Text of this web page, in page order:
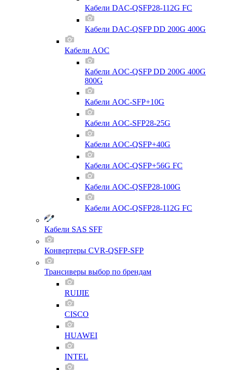
Кабели DAC-QSFP28-112G FC
Кабели DAC-QSFP DD 200G 400G
Кабели AOC
Кабели AOC-QSFP DD 200G 400G
800G
Кабели AOC-SFP+10G
Кабели AOC-SFP28-25G
Кабели AOC-QSFP+40G
Кабели AOC-QSFP+56G FC
Кабели AOC-QSFP28-100G
Кабели AOC-QSFP28-112G FC
Кабели SAS SFF
Конвертеры CVR-QSFP-SFP
Трансиверы выбор по брендам
RUIJIE
CISCO
HUAWEI
INTEL